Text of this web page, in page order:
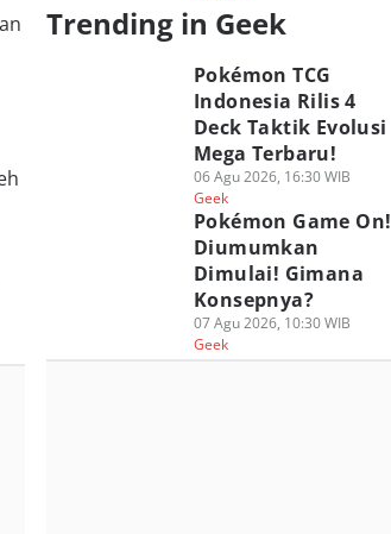
Trending in Geek
Pokémon TCG
Indonesia Rilis 4
Deck Taktik Evolusi
Mega Terbaru!
06 Agu 2026, 16:30 WIB
Geek
Pokémon Game On!
Diumumkan
Dimulai! Gimana
Konsepnya?
07 Agu 2026, 10:30 WIB
Geek